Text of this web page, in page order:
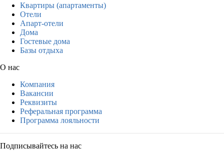
Квартиры (апартаменты)
Отели
Апарт-отели
Дома
Гостевые дома
Базы отдыха
О нас
Компания
Вакансии
Реквизиты
Реферальная программа
Программа лояльности
Подписывайтесь на нас